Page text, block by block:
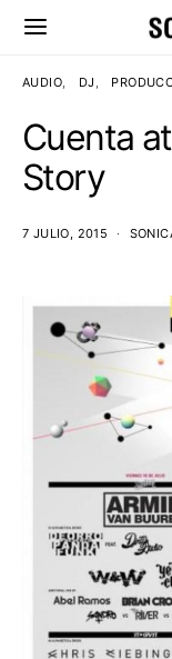
AUDIO DJ
Cuenta
Story
7 JULIO, 2015